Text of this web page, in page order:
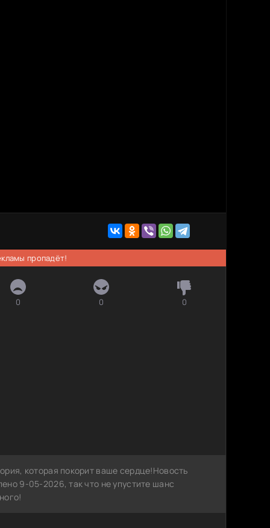
пропадёт!
0 0 0
которая покорит ваше сердце!Новость
9-05-2026, так что не упустите шанс